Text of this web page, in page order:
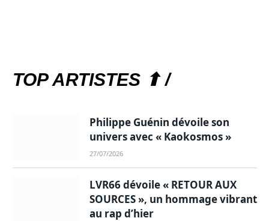
TOP ARTISTES ⬆ /
Philippe Guénin dévoile son
univers avec « Kaokosmos »
27/07/2026
LVR66 dévoile « RETOUR AUX
SOURCES », un hommage vibrant
au rap d’hier